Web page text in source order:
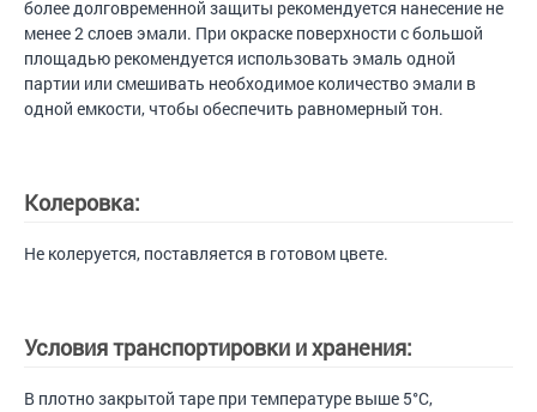
более долговременной защиты рекомендуется нанесение не
менее 2 слоев эмали. При окраске поверхности с большой
площадью рекомендуется использовать эмаль одной
партии или смешивать необходимое количество эмали в
одной емкости, чтобы обеспечить равномерный тон.
Колеровка:
Не колеруется, поставляется в готовом цвете.
Условия транспортировки и хранения:
В плотно закрытой таре при температуре выше 5°С,